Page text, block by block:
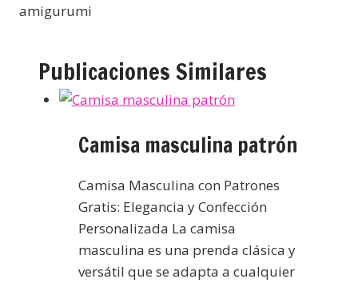
amigurumi
Publicaciones Similares
Camisa masculina patrón
Camisa Masculina con Patrones
Gratis: Elegancia y Confección
Personalizada La camisa
masculina es una prenda clásica y
versátil que se adapta a cualquier